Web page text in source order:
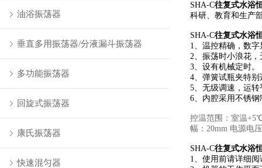
油浴振荡器
垂直多用振荡器/分液漏斗振荡器
多功能振荡器
回旋式振荡器
康氏振荡器
快速混匀器
SHA-C往复式水浴
科研、教育和生产
SHA-C往复式水浴
1、温控精确，数字
2、振荡时小浪花
3、设有机械定时。
4、弹簧试瓶夹特
5、无级调速，运
6、内腔采用不锈
控温范围：室温
幅：20mm 电源电
SHA-C往复式水浴
1、使用前请详细